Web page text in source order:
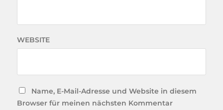
WEBSITE
Name, E-Mail-Adresse und Website in diesem
Browser für meinen nächsten Kommentar